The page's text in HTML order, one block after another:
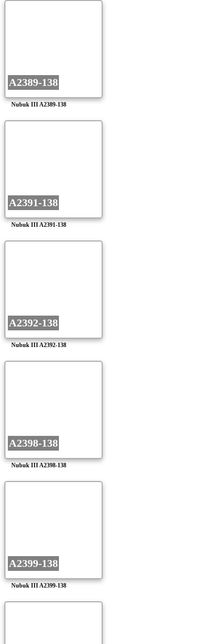
Nubuk III A2389-138
A2389-138
Nubuk III A2391-138
A2391-138
Nubuk III A2392-138
A2392-138
Nubuk III A2398-138
A2398-138
Nubuk III A2399-138
A2399-138